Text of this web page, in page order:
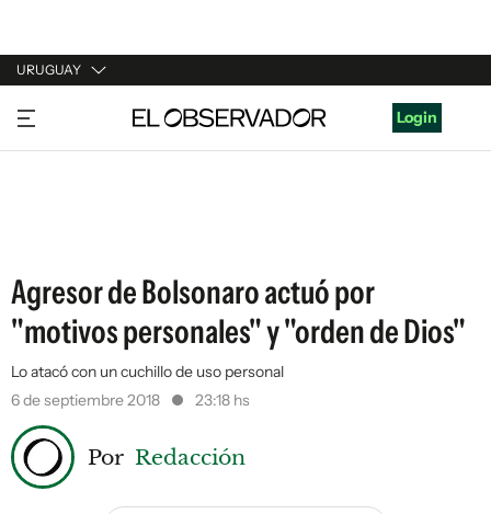
URUGUAY
URUGUAY
ARGENTINA
Login
Agresor de Bolsonaro actuó por
"motivos personales" y "orden de Dios"
Lo atacó con un cuchillo de uso personal
6 de septiembre 2018
23:18 hs
Por Redacción